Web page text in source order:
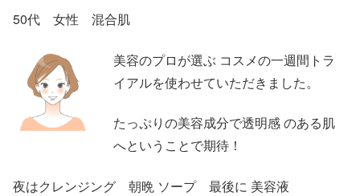
50代 女性 混合肌
美容のプロが選ぶ コスメの一週間トラ
イアルを使わせていただきました。
たっぷりの美容成分で透明感 のある肌
へということで期待！
夜はクレンジング 朝晩 ソープ 最後に 美容液